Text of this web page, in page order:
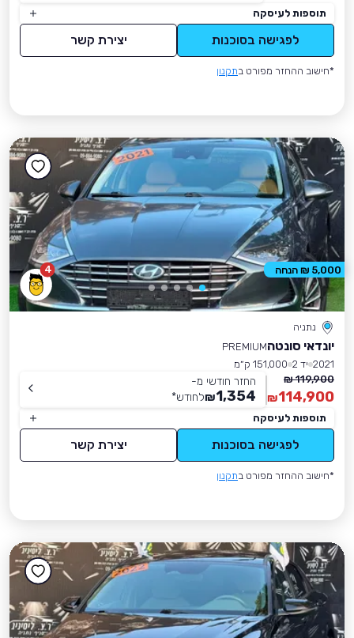
תוספות לעיסקה
לפגישה בסוכנות יצירת קשר
*חישוב ההחזר מפורט בתקנון
4
נתניה
יונדאי סונטהPREMIUM
2021 יד 2
151,000 ק״מ
119,900 ₪
114,900
₪
החזר חודשי מ-
1,354
₪לחודש*
תוספות לעיסקה
לפגישה בסוכנות יצירת קשר
*חישוב ההחזר מפורט בתקנון
5,000 ₪ הנחה